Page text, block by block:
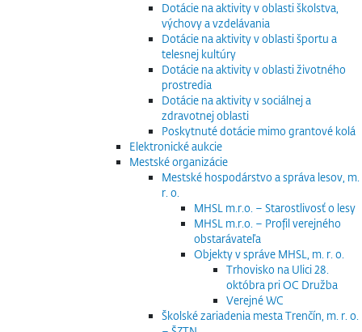
Dotácie na aktivity v oblasti školstva,
výchovy a vzdelávania
Dotácie na aktivity v oblasti športu a
telesnej kultúry
Dotácie na aktivity v oblasti životného
prostredia
Dotácie na aktivity v sociálnej a
zdravotnej oblasti
Poskytnuté dotácie mimo grantové kolá
Elektronické aukcie
Mestské organizácie
Mestské hospodárstvo a správa lesov, m.
r. o.
MHSL m.r.o. – Starostlivosť o lesy
MHSL m.r.o. – Profil verejného
obstarávateľa
Objekty v správe MHSL, m. r. o.
Trhovisko na Ulici 28.
októbra pri OC Družba
Verejné WC
Školské zariadenia mesta Trenčín, m. r. o.